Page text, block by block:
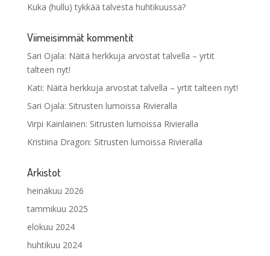
Kuka (hullu) tykkää talvesta huhtikuussa?
Viimeisimmät kommentit
Sari Ojala: Näitä herkkuja arvostat talvella – yrtit
talteen nyt!
Kati: Näitä herkkuja arvostat talvella – yrtit talteen nyt!
Sari Ojala: Sitrusten lumoissa Rivieralla
Virpi Kainlainen: Sitrusten lumoissa Rivieralla
Kristiina Dragon: Sitrusten lumoissa Rivieralla
Arkistot
heinäkuu 2026
tammikuu 2025
elokuu 2024
huhtikuu 2024